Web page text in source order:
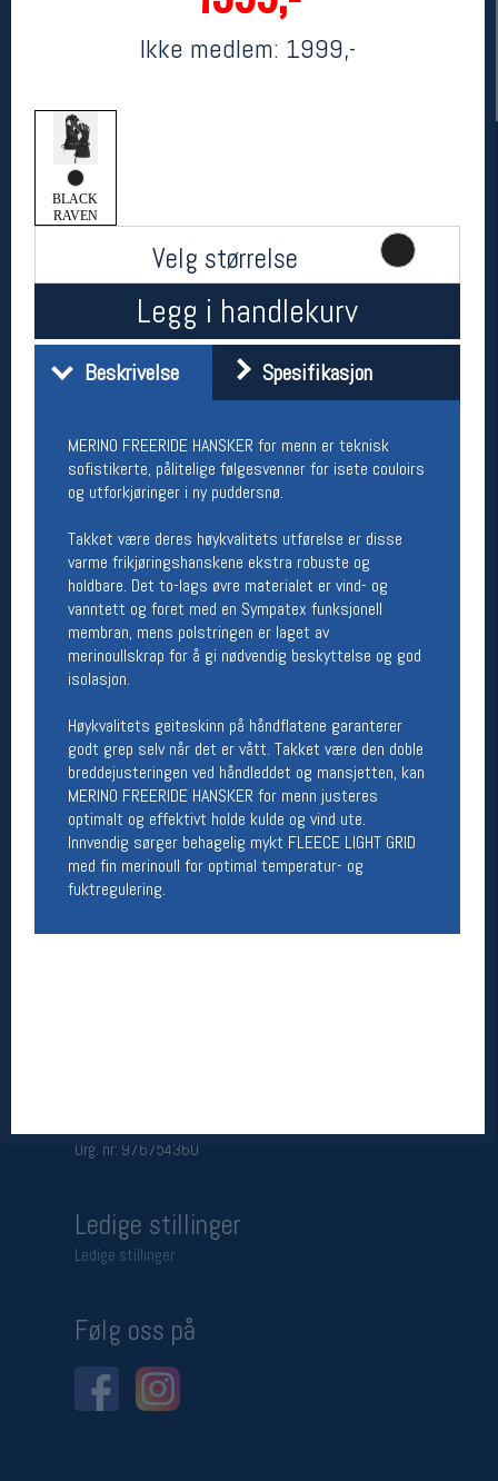
Ikke medlem: 1999,-
BLACK
RAVEN
Velg størrelse
Legg i handlekurv
Beskrivelse Spesifikasjon
MERINO FREERIDE HANSKER for menn er teknisk
sofistikerte, pålitelige følgesvenner for isete couloirs
og utforkjøringer i ny puddersnø.
Takket være deres høykvalitets utførelse er disse
varme frikjøringshanskene ekstra robuste og
holdbare. Det to-lags øvre materialet er vind- og
vanntett og foret med en Sympatex funksjonell
membran, mens polstringen er laget av
merinoullskrap for å gi nødvendig beskyttelse og god
isolasjon.
Høykvalitets geiteskinn på håndflatene garanterer
godt grep selv når det er vått. Takket være den doble
breddejusteringen ved håndleddet og mansjetten, kan
MERINO FREERIDE HANSKER for menn justeres
optimalt og effektivt holde kulde og vind ute.
Innvendig sørger behagelig mykt FLEECE LIGHT GRID
med fin merinoull for optimal temperatur- og
fuktregulering.
Her finner du oss
Oslo Sportslager
Torggata 20
0183 Oslo
Telefon: 23 32 62 00
(telefontid man-fredag klokken 10-13)
Kontakt oss
Man-Fredag:
11-18
Lørdag:
11-16
Team Oslo Sportslager
Magasinet
Medlemstilbud og aktiviteter
MELD DEG INN GRATIS
Åpningstider verkstedet
Man-Fredag:
11-18
Lørdag:
11-16
Om verkstedet
nettbutikken og trykke på den nederste blå
Org. nr: 976754360
Ledige stillinger
Ledige stillinger
Følg oss på